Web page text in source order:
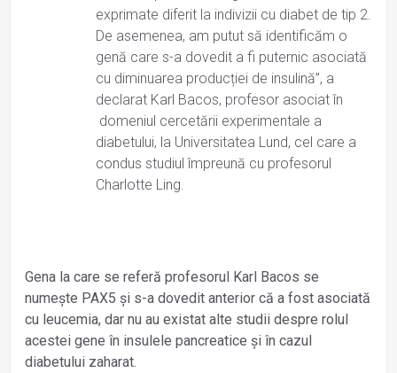
exprimate diferit la indivizii cu diabet de tip 2.
De asemenea, am putut să identificăm o
genă care s-a dovedit a fi puternic asociată
cu diminuarea producției de insulină”, a
declarat Karl Bacos, profesor asociat în
domeniul cercetării experimentale a
diabetului, la Universitatea Lund, cel care a
condus studiul împreună cu profesorul
Charlotte Ling.
Gena la care se referă profesorul Karl Bacos se
numește PAX5 și s-a dovedit anterior că a fost asociată
cu leucemia, dar nu au existat alte studii despre rolul
acestei gene în insulele pancreatice și în cazul
diabetului zaharat.